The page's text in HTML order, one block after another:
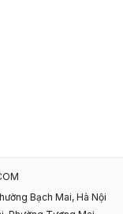
Bạch Mai, Hà Nội